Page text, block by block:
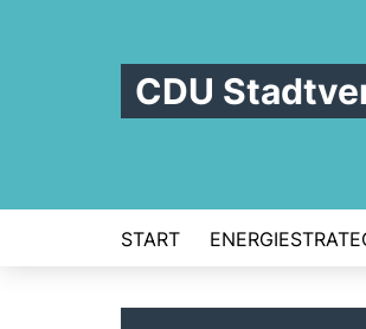
CDU
START